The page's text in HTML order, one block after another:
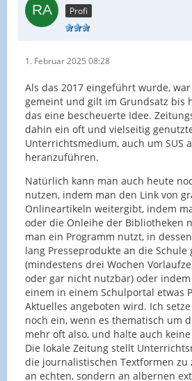
Profi
1. Februar 2025 08:28
Als das 2017 eingeführt wurde,
gemeint und gilt im Grundsatz bis
das eine bescheuerte Idee.
dahin ein oft und vielseitig
Unterrichtsmedium, auch um SUS
heranzuführen.
Natürlich kann man auch heute
nutzen, indem man den Link von
Onlineartikeln weitergibt, indem
oder die Onleihe der Bibliotheken
man ein Programm nutzt, in
lang Presseprodukte an die Schule
(mindestens drei Wochen
oder gar nicht nutzbar) oder
einem in einem Schulportal etwas
Aktuelles angeboten wird. Ich
noch ein, wenn es thematisch um
mehr oft also, und halte auch
Die lokale Zeitung stellt
die journalistischen Textformen zu
an echten, sondern an albernen